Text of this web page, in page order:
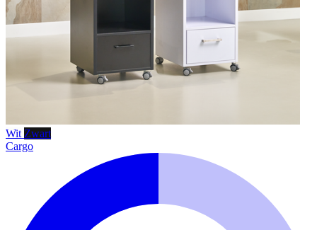
Wit Zwart
Cargo